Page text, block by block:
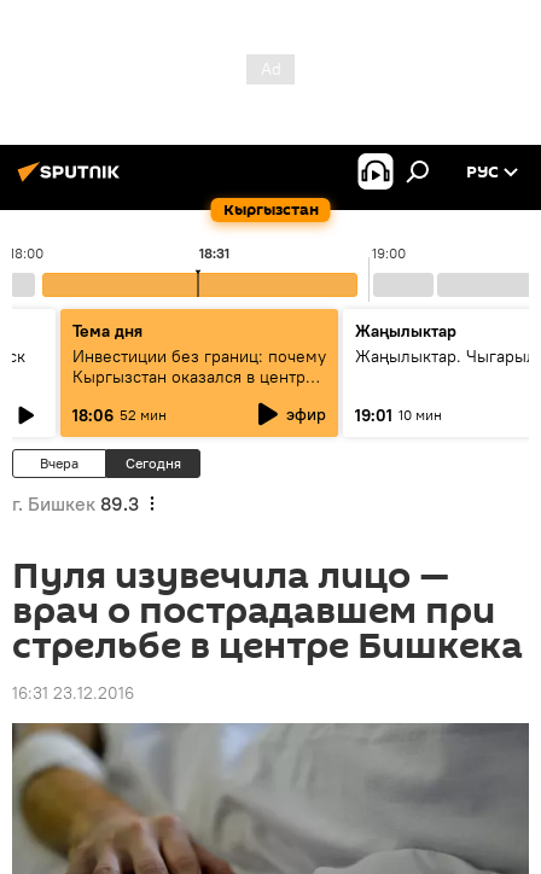
Кыргызстан
РУС
18:00 19:00
18:31
Тема дня
Инвестиции без границ: почему
Кыргызстан оказался в центре
18:06 52 мин эфир
Жаңылыктар
Жаңылыктар.
19:01 10 мин
Вчера Сегодня
г. Бишкек 89.3
Пуля изувечила лицо —
врач о пострадавшем при
стрельбе в центре Бишкека
16:31 23.12.2016